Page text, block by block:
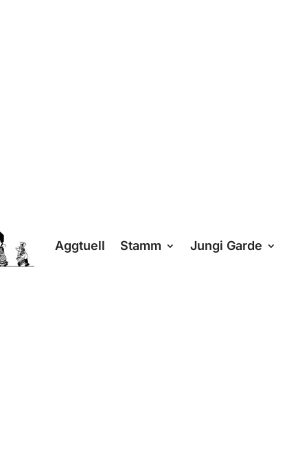
Aggtuell Stamm Jungi Garde